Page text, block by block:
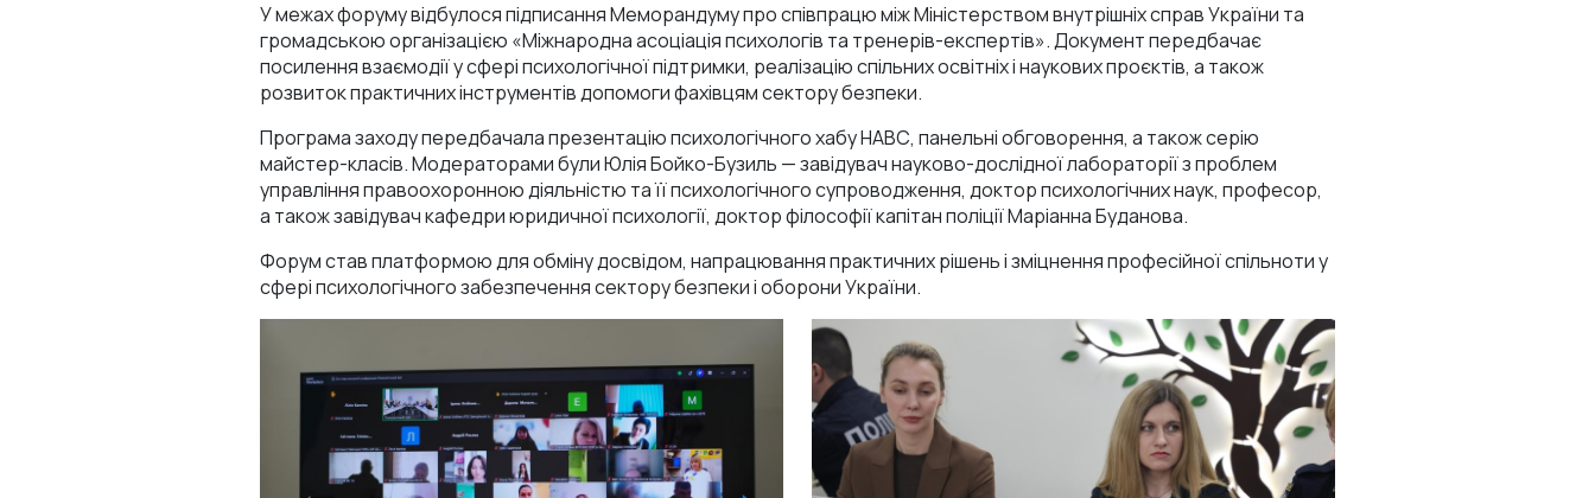
У межах форуму відбулося підписання Меморандуму про співпрацю між Міністерством внутрішніх справ України та
громадською організацією «Міжнародна асоціація психологів та тренерів-експертів». Документ передбачає
посилення взаємодії у сфері психологічної підтримки, реалізацію спільних освітніх і наукових проєктів, а також
розвиток практичних інструментів допомоги фахівцям сектору безпеки.
Програма заходу передбачала презентацію психологічного хабу НАВС, панельні обговорення, а також серію
майстер-класів. Модераторами були Юлія Бойко-Бузиль — завідувач науково-дослідної лабораторії з проблем
управління правоохоронною діяльністю та її психологічного супроводження, доктор психологічних наук, професор,
а також завідувач кафедри юридичної психології, доктор філософії капітан поліції Маріанна Буданова.
Форум став платформою для обміну досвідом, напрацювання практичних рішень і зміцнення професійної спільноти у
сфері психологічного забезпечення сектору безпеки і оборони України.